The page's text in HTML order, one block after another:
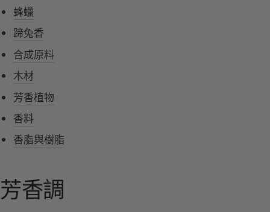
蜂蠟
蹄兔香
合成原料
木材
芳香植物
香料
香脂與樹脂
芳香調